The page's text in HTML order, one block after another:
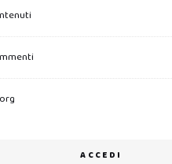
ACCEDI